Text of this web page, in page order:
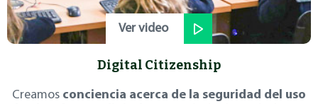
Ver video
Digital Citizenship
Creamos conciencia acerca de la seguridad del uso